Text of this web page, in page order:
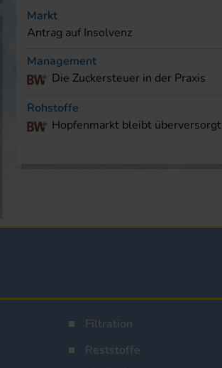
Markt
Antrag auf Insolvenz
Management
Die Zuckersteuer in der Praxis
Rohstoffe
Hopfenmarkt bleibt überversorgt
Filtration
Reststoffe